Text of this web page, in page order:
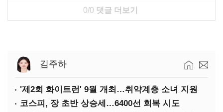
0/0 댓글 더보기
김주하
'제2회 화이트런' 9월 개최…취약계층 소녀 지원
코스피, 장 초반 상승세…6400선 회복 시도